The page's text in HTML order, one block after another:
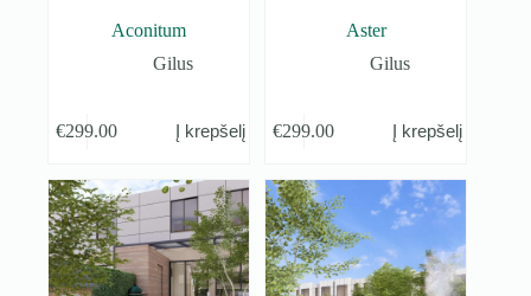
Aconitum
Gilus
€299.00 Į krepšelį
Aster
Gilus
€299.00 Į krepšelį